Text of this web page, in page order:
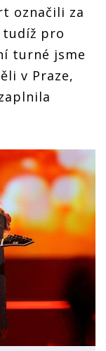
označili za
tudíž pro
turné jsme
v Praze,